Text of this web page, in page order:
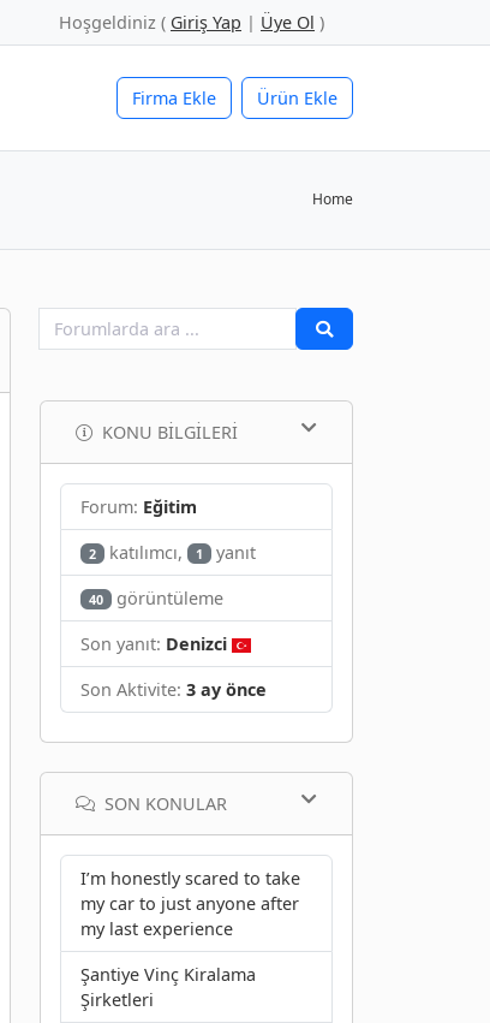
Hoşgeldiniz ( Giriş Yap | Üye Ol )
Firma Ekle Ürün Ekle
Home
KONU BILGILERI
Forum: Eğitim
2 katılımcı, 1 yanıt
40
görüntüleme
Son yanıt: Denizci
Son Aktivite: 3 ay önce
SON KONULAR
I’m honestly scared to take
my car to just anyone after
my last experience
Şantiye Vinç Kiralama
Şirketleri